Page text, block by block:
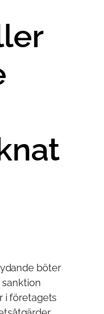
böter
sanktion
i företagets